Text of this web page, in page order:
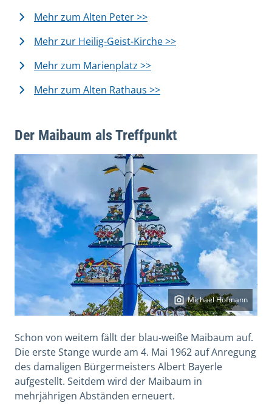
Mehr zum Alten Peter >>
Mehr zur Heilig-Geist-Kirche >>
Mehr zum Marienplatz >>
Mehr zum Alten Rathaus >>
Der Maibaum als Treffpunkt
Michael Hofmann
Schon von weitem fällt der blau-weiße Maibaum auf.
Die erste Stange wurde am 4. Mai 1962 auf Anregung
des damaligen Bürgermeisters Albert Bayerle
aufgestellt. Seitdem wird der Maibaum in
mehrjährigen Abständen erneuert.